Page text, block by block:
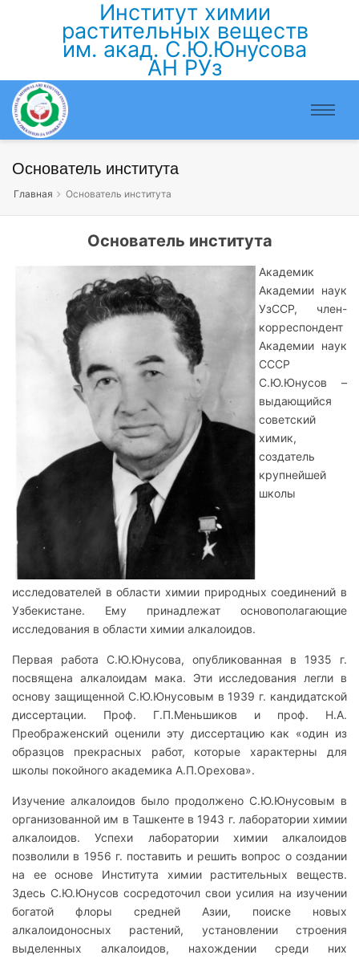
Институт химии
растительных веществ
им. акад. С.Ю.Юнусова
АН РУз
Основатель института
Главная Основатель института
Основатель института
Академик
Академии наук
УзССР, член-
корреспондент
Академии наук
СССР
С.Ю.Юнусов –
выдающийся
советский
химик,
создатель
крупнейшей
школы
исследователей в области химии природных соединений в
Узбекистане. Ему принадлежат основополагающие
исследования в области химии алкалоидов.
Первая работа С.Ю.Юнусова, опубликованная в 1935 г.
посвящена алкалоидам мака. Эти исследования легли в
основу защищенной С.Ю.Юнусовым в 1939 г. кандидатской
диссертации. Проф. Г.П.Меньшиков и проф. Н.А.
Преображенский оценили эту диссертацию как «один из
образцов прекрасных работ, которые характерны для
школы покойного академика А.П.Орехова».
Изучение алкалоидов было продолжено С.Ю.Юнусовым в
организованной им в Ташкенте в 1943 г. лаборатории химии
алкалоидов. Успехи лаборатории химии алкалоидов
позволили в 1956 г. поставить и решить вопрос о создании
на ее основе Института химии растительных веществ.
Здесь С.Ю.Юнусов сосредоточил свои усилия на изучении
богатой флоры средней Азии, поиске новых
алкалоидоносных растений, установлении строения
выделенных алкалоидов, нахождении среди них